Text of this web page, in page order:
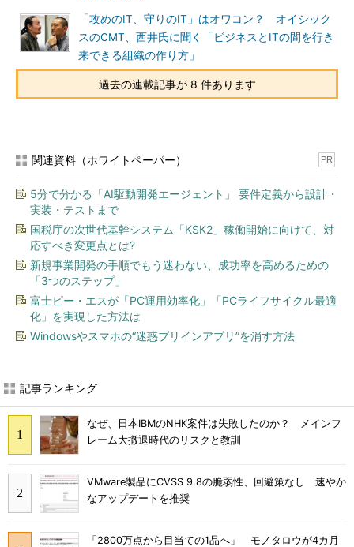
「攻めのIT、守りのIT」はオワコン？ オイシック
スのCMT、西井氏に聞く「ビジネスとITの間を行き
来できる組織の作り方」
過去の連載記事が 8 件あります
関連資料（ホワイトペーパー） PR
5分で分かる「AI駆動開発エージェント」 要件定義から設計・
実装・テストまで
国税庁の次世代基幹システム「KSK2」稼働開始に向けて、対
応すべき変更点とは?
新規事業開発の手順でもう迷わない、成功率を高めるための
「3つのステップ」
富士ピー・エスが「PC運用効率化」「PCライフサイクル最適
化」を実現した方法は
Windowsやスマホの“迷惑プリインアプリ”を消す方法
記事ランキング
なぜ、日本IBMのNHK案件は失敗したのか？ メインフ
レーム大撤退時代のリスクと教訓
VMware製品にCVSS 9.8の脆弱性、回避策なし 速やか
なアップデートを推奨
「2800万点から目当ての1品へ」 モノタロウが4カ月